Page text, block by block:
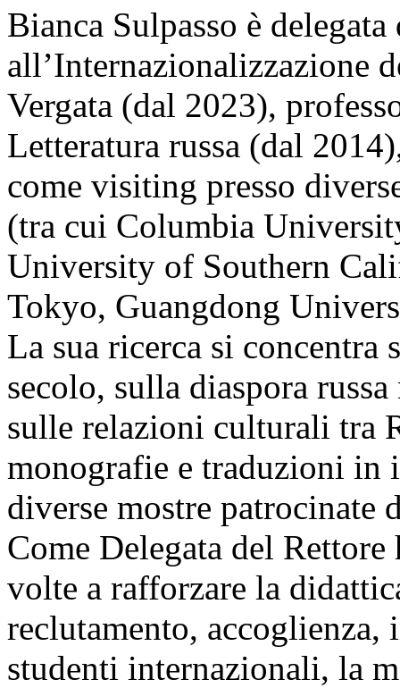
Bianca Sulpasso è
all’Internazionalizzazione
Vergata (dal 2023),
Letteratura russa (dal
come visiting presso
(tra cui Columbia
University of Southern
Tokyo, Guangdong
La sua ricerca si
secolo, sulla diaspora
sulle relazioni culturali tra
monografie e traduzioni in
diverse mostre patrocinate
Come Delegata del
volte a rafforzare la
reclutamento, accoglienza,
studenti internazionali, la